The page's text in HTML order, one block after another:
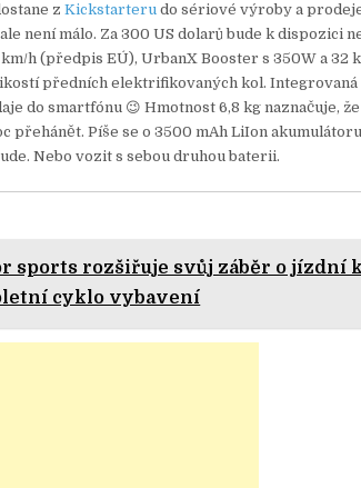
zKickstarteru do sériové výroby a
není málo. Za 300 US dolarů bude k dispozici
h (předpis EÚ), UrbanX Booster s 350W a 32
předních elektrifikovaných kol. Integrovaná
do smartfónu 😉 Hmotnost 6,8 kg naznačuje, že
přehánět. Píše se o 3500 mAh LiIon
Nebo vozit s sebou druhou baterii.
sports rozšiřuje svůj záběr o jízdní
cyklo vybavení